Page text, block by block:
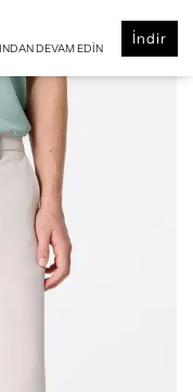
DEVAM EDIN
İndir